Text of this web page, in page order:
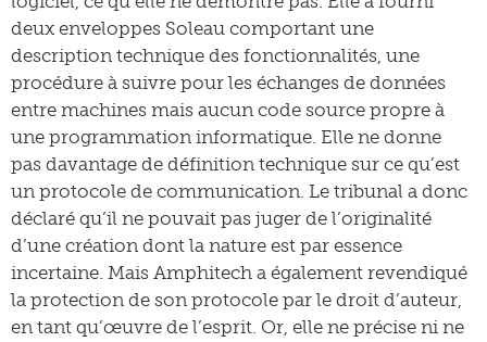
deux enveloppes Soleau comportant une
description technique des fonctionnalités, une
procédure à suivre pour les échanges de données
entre machines mais aucun code source propre à
une programmation informatique. Elle ne donne
pas davantage de définition technique sur ce qu’est
un protocole de communication. Le tribunal a donc
déclaré qu’il ne pouvait pas juger de l’originalité
d’une création dont la nature est par essence
incertaine. Mais Amphitech a également revendiqué
la protection de son protocole par le droit d’auteur,
en tant qu’œuvre de l’esprit. Or, elle ne précise ni ne